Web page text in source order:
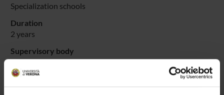
Specialization schools
Duration
2 years
Supervisory body
Managing Council of the Specialization School for Legal
Professions
Information